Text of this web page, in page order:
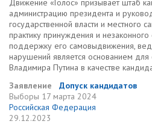
Движение «Голос» призывает штаб
администрацию президента и
государственной власти и местного
практику принуждения и
поддержку его самовыдвижения,
нарушений является основанием для
Владимира Путина в качестве
Заявление
Допуск кандидатов
Выборы 17 марта 2024
Российская Федерация
29.12.2023